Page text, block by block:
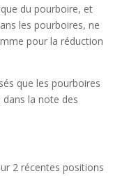
du pourboire, et
les pourboires, ne
pour la réduction
que les pourboires
la note des
2 récentes positions